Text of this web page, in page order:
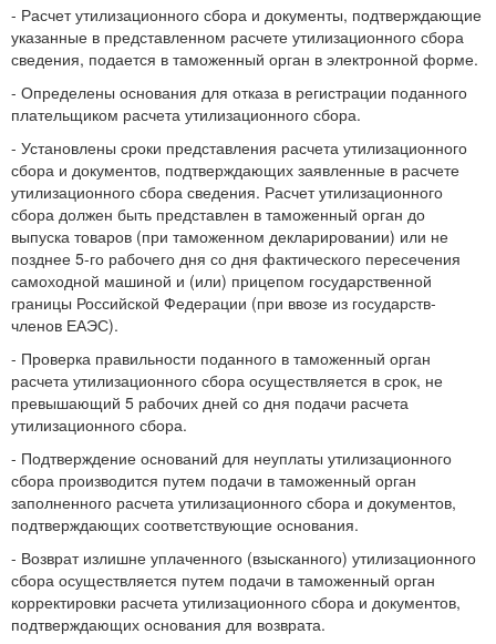
- Расчет утилизационного сбора и документы, подтверждающие
указанные в представленном расчете утилизационного сбора
сведения, подается в таможенный орган в электронной форме.
- Определены основания для отказа в регистрации поданного
плательщиком расчета утилизационного сбора.
- Установлены сроки представления расчета утилизационного
сбора и документов, подтверждающих заявленные в расчете
утилизационного сбора сведения. Расчет утилизационного
сбора должен быть представлен в таможенный орган до
выпуска товаров (при таможенном декларировании) или не
позднее 5-го рабочего дня со дня фактического пересечения
самоходной машиной и (или) прицепом государственной
границы Российской Федерации (при ввозе из государств-
членов ЕАЭС).
- Проверка правильности поданного в таможенный орган
расчета утилизационного сбора осуществляется в срок, не
превышающий 5 рабочих дней со дня подачи расчета
утилизационного сбора.
- Подтверждение оснований для неуплаты утилизационного
сбора производится путем подачи в таможенный орган
заполненного расчета утилизационного сбора и документов,
подтверждающих соответствующие основания.
- Возврат излишне уплаченного (взысканного) утилизационного
сбора осуществляется путем подачи в таможенный орган
корректировки расчета утилизационного сбора и документов,
подтверждающих основания для возврата.